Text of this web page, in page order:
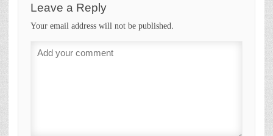
Leave a Reply
Your email address will not be published.